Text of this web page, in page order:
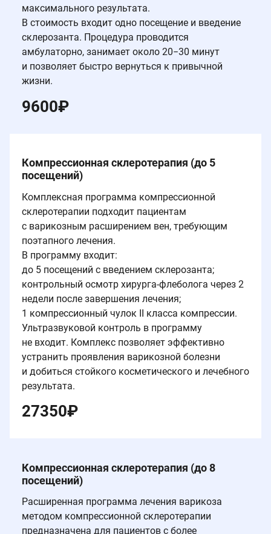
максимального результата.
В стоимость входит одно посещение и введение
склерозанта. Процедура проводится
амбулаторно, занимает около 20−30 минут
и позволяет быстро вернуться к привычной
жизни.
9600₽
Компрессионная склеротерапия (до 5
посещений)
Комплексная программа компрессионной
склеротерапии подходит пациентам
с варикозным расширением вен, требующим
поэтапного лечения.
В программу входит:
до 5 посещений с введением склерозанта;
контрольный осмотр хирурга-флеболога через 2
недели после завершения лечения;
1 компрессионный чулок II класса компрессии.
Ультразвуковой контроль в программу
не входит. Комплекс позволяет эффективно
устранить проявления варикозной болезни
и добиться стойкого косметического и лечебного
результата.
27350₽
Компрессионная склеротерапия (до 8
посещений)
Расширенная программа лечения варикоза
методом компрессионной склеротерапии
предназначена для пациентов с более